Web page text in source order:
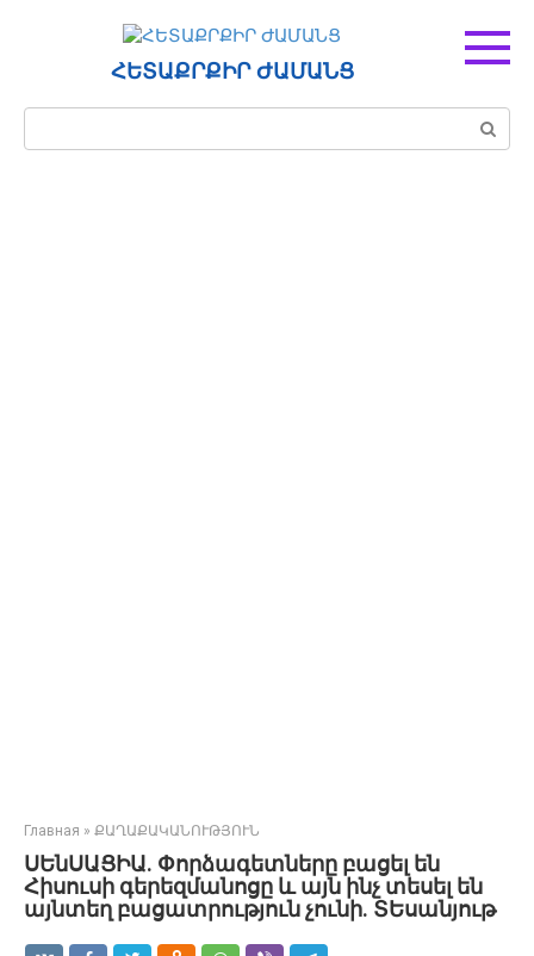
ՀԵՏԱՔՐՔԻՐ ԺԱՄԱՆՑ
Поиск:
Главная » ՔԱՂԱՔԱԿԱՆՈՒԹՅՈՒՆ
ՍԵնՍԱՑԻԱ. Փորձագետները բացել են
Հիսուսի գերեզմանոցը և այն ինչ տեսել են
այնտեղ բացատրություն չունի. ՏԵսանյութ